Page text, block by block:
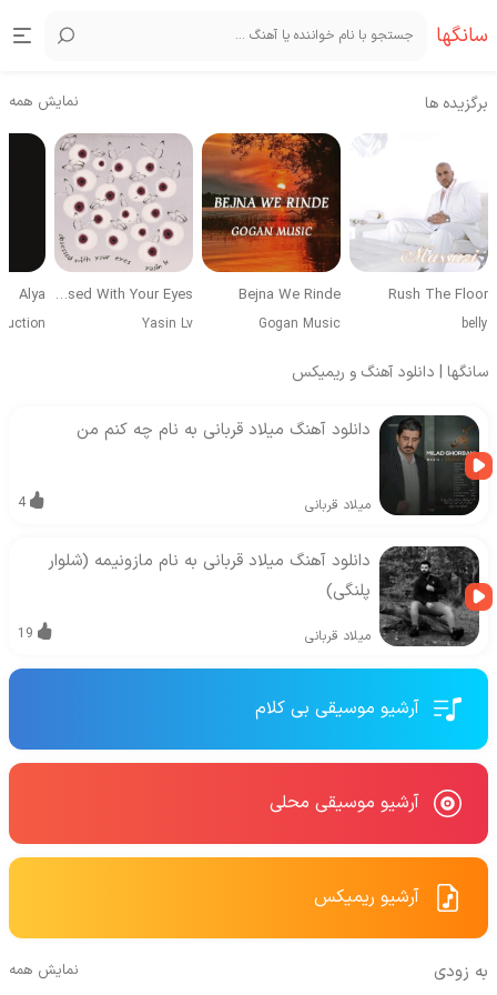
سانگها
برگزیده ها نمایش همه
Rush The Floor
belly
Bejna We Rinde
Gogan Music
Obsessed With Your Eyes
Yasin Lv
Alya
سانگها | دانلود آهنگ و ریمیکس
دانلود آهنگ میلاد قربانی به نام چه کنم من
میلاد قربانی 4
دانلود آهنگ میلاد قربانی به نام مازونیمه (شلوار
پلنگی)
میلاد قربانی 19
آرشیو موسیقی بی کلام
آرشیو موسیقی محلی
آرشیو ریمیکس
به زودی نمایش همه